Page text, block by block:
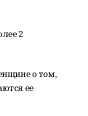
2
о том,
ее